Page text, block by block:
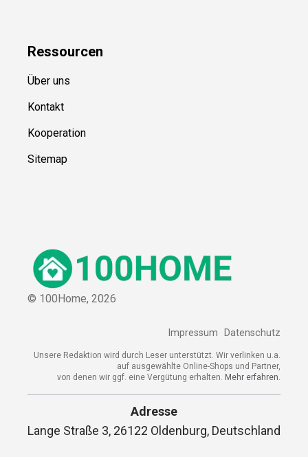
Ressourcen
Über uns
Kontakt
Kooperation
Sitemap
© 100Home, 2026
Impressum Datenschutz
Unsere Redaktion wird durch Leser unterstützt. Wir verlinken u.a.
auf ausgewählte Online-Shops und Partner,
von denen wir ggf. eine Vergütung erhalten. Mehr erfahren.
Adresse
Lange Straße 3, 26122 Oldenburg, Deutschland